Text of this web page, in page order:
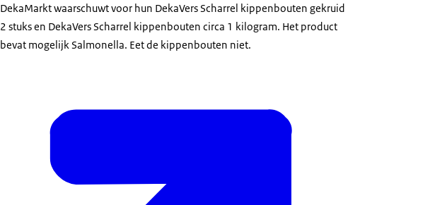
DekaMarkt waarschuwt voor hun DekaVers Scharrel kippenbouten gekruid
2 stuks en DekaVers Scharrel kippenbouten circa 1 kilogram. Het product
bevat mogelijk Salmonella. Eet de kippenbouten niet.